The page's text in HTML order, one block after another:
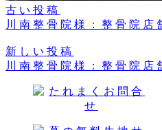
古い投稿
川南整骨院様：整骨院店
新しい投稿
川南整骨院様：整骨院店